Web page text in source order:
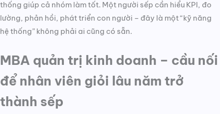
thống giúp cả nhóm làm tốt. Một người sếp cần hiểu KPI, đo
lường, phản hồi, phát triển con người – đây là một “kỹ năng
hệ thống” không phải ai cũng có sẵn.
MBA quản trị kinh doanh – cầu nối
để nhân viên giỏi lâu năm trở
thành sếp